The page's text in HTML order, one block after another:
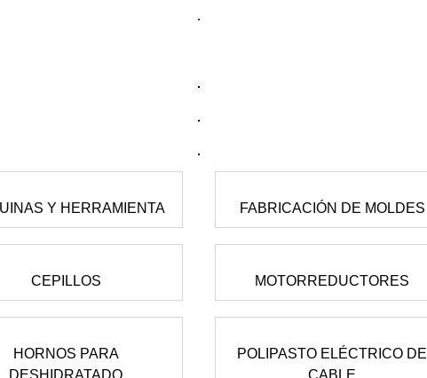
Y HERRAMIENTA
CEPILLOS
HORNOS PARA
DESHIDRATADO
FABRICACIÓN DE MOLDES
MOTORREDUCTORES
POLIPASTO ELÉCTRICO DE
CABLE